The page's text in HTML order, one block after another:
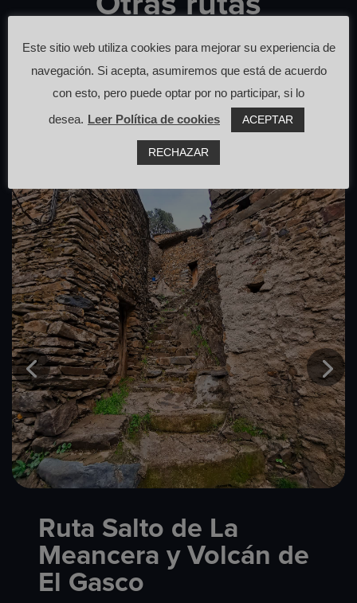
que pasan cerca de aquí
Ruta Salto de La
Meancera y Volcán de
El Gasco
Este sitio web utiliza cookies para mejorar su experiencia de
navegación. Si acepta, asumiremos que está de acuerdo
con esto, pero puede optar por no participar, si lo
desea. Leer Política de cookies ACEPTAR
RECHAZAR